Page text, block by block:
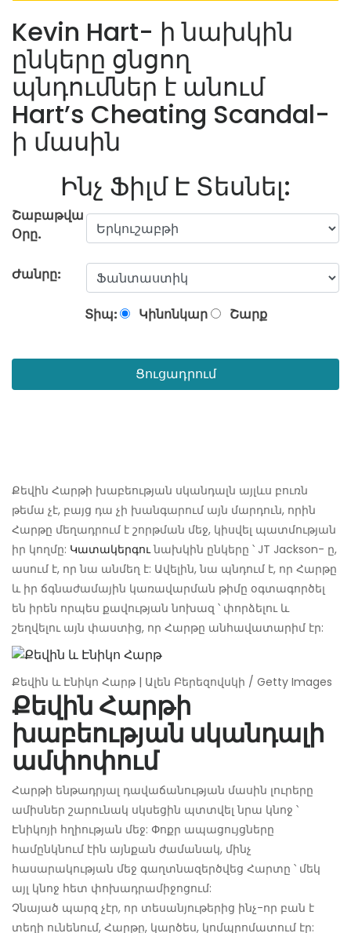
Kevin Hart- ի նախկին
ընկերը ցնցող
պնդումներ է անում
Hart’s Cheating Scandal-
ի մասին
Ինչ Ֆիլմ Է Տեսնել:
Շաբաթվա
Օրը.
Ժանրը:
Տիպ: Կինոնկար Շարք
Ցուցադրում
Քեվին Հարթի խաբեության սկանդալն այլևս բուռն
թեմա չէ, բայց դա չի խանգարում այն ​​մարդուն, որին
Հարթը մեղադրում է շորթման մեջ, կիսվել պատմության
իր կողմը: Կատակերգունախկին ընկերը ՝ JT Jackson- ը,
ասում է, որ նա անմեղ է: Ավելին, նա պնդում է, որ Հարթը
և իր ճգնաժամային կառավարման թիմը օգտագործել
են իրեն որպես քավության նոխազ ՝ փորձելու և
շեղվելու այն փաստից, որ Հարթը անհավատարիմ էր:
Քեվին և Էնիկո Հարթ | Ալեն Բերեզովսկի / Getty Images
Քեվին Հարթի
խաբեության սկանդալի
ամփոփում
Հարթի ենթադրյալ դավաճանության մասին լուրերը
ամիսներ շարունակ սկսեցին պտտվել նրա կնոջ ՝
Էնիկոյի հղիության մեջ: Փոքր ապացույցները
համընկնում էին այնքան ժամանակ, մինչ
հասարակության մեջ գաղտնազերծվեց Հարտը ՝ մեկ
այլ կնոջ հետ փոխադրամիջոցում:
Չնայած պարզ չէր, որ տեսանյութերից ինչ-որ բան է
տեղի ունենում, Հարթը, կարծես, կոմպրոմատում էր: